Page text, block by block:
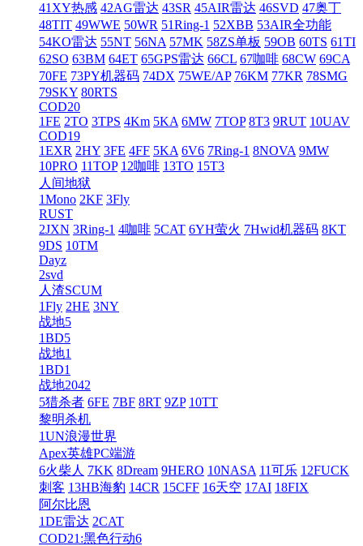
41XY热感 42AG雷达 43SR 45AIR雷达 46SVD 47奥丁
48TIT 49WWE 50WR 51Ring-1 52XBB 53AIR全功能
54KO雷达 55NT 56NA 57MK 58ZS单板 59OB 60TS 61TI
62SO 63BM 64ET 65GPS雷达 66CL 67咖啡 68CW 69CA
70FE 73PY机器码 74DX 75WE/AP 76KM 77KR 78SMG
79SKY 80RTS
COD20
1FE 2TO 3TPS 4Km 5KA 6MW 7TOP 8T3 9RUT 10UAV
COD19
1EXR 2HY 3FE 4FF 5KA 6V6 7Ring-1 8NOVA 9MW
10PRO 11TOP 12咖啡 13TO 15T3
人间地狱
1Mono 2KF 3Fly
RUST
2JXN 3Ring-1 4咖啡 5CAT 6YH萤火 7Hwid机器码 8KT
9DS 10TM
Dayz
2svd
人渣SCUM
1Fly 2HE 3NY
战地5
1BD5
战地1
1BD1
战地2042
5猎杀者 6FE 7BF 8RT 9ZP 10TT
黎明杀机
1UN浪漫世界
Apex英雄PC端游
6火柴人 7KK 8Dream 9HERO 10NASA 11可乐 12FUCK
刺客 13HB海豹 14CR 15CFF 16天空 17AI 18FIX
阿尔比恩
1DE雷达 2CAT
COD21:黑色行动6